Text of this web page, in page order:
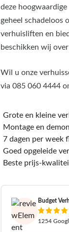
deze
geheel schadeloos
verhuisliften en
beschikken wij
Wil u onze
via 085 060 4444
Grote en kleine
Montage en
7 dagen per week
Goed opgeleide
Beste prijs-
Budget
1254